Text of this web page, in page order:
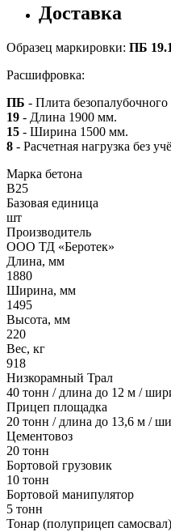
Доставка
Образец маркировки: ПБ
Расшифровка:
ПБ - Плита
19 - Длина 1900 мм.
15 - Ширина 1500 мм.
8 - Расчетная нагрузка без
Марка бетона
B25
Базовая единица
шт
Производитель
ООО ТД «Беротек»
Длина, мм
1880
Ширина, мм
1495
Высота, мм
220
Вес, кг
918
Низкорамный Трал
40 тонн / длина до 12 м /
Прицеп площадка
20 тонн / длина до 13,6 м /
Цементовоз
20 тонн
Бортовой грузовик
10 тонн
Бортовой манипулятор
5 тонн
Тонар (полуприцеп самосвал)